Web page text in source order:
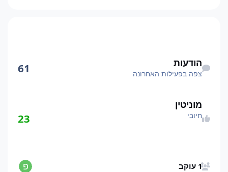
הודעות
צפה בפעילות האחרונה 61
מוניטין
חיובי 23
1 עוקב